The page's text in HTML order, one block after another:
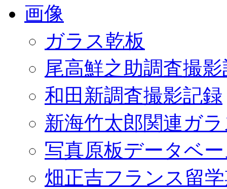
画像
ガラス乾板
尾高鮮之助調査撮
和田新調査撮影記録
新海竹太郎関連ガ
写真原板データベ
畑正吉フランス留